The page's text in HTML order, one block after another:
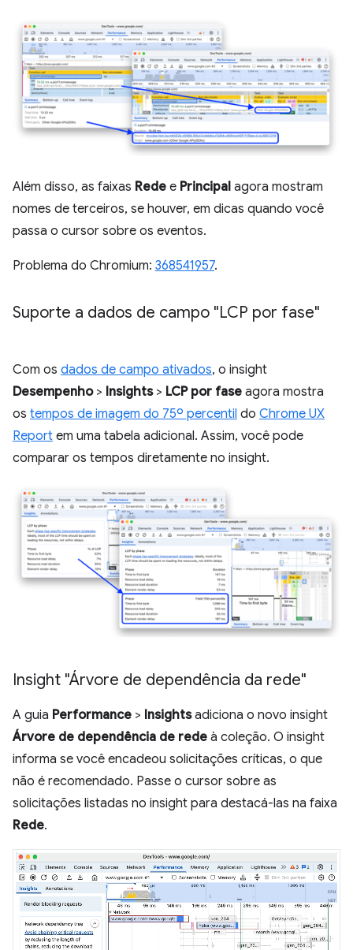
Além disso, as faixas Rede e Principal agora mostram
nomes de terceiros, se houver, em dicas quando você
passa o cursor sobre os eventos.
Problema do Chromium: 368541957.
Suporte a dados de campo "LCP por fase"
Com os dados de campo ativados, o insight
Desempenho> Insights> LCP por fase agora mostra
os tempos de imagem do 75º percentil do Chrome UX
Report em uma tabela adicional. Assim, você pode
comparar os tempos diretamente no insight.
Insight "Árvore de dependência da rede"
A guia Performance > Insightsadiciona o novo insight
Árvore de dependência de rede à coleção. O insight
informa se você encadeou solicitações críticas, o que
não é recomendado. Passe o cursor sobre as
solicitações listadas no insight para destacá-las na faixa
Rede.